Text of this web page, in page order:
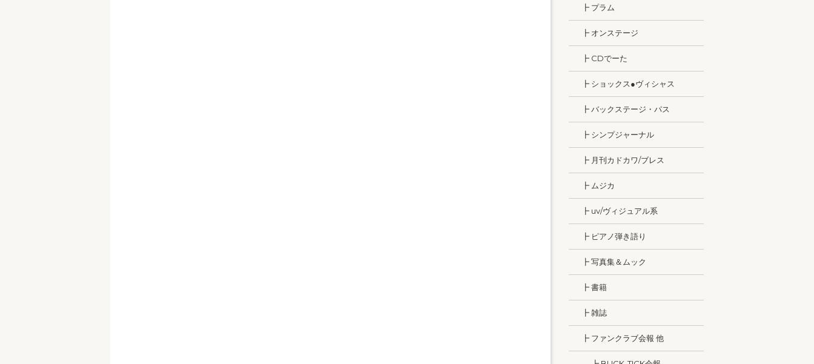
┣ プラム
┣ オンステージ
┣ CDでーた
┣ ショックス●ヴィシャス
┣ バックステージ・パス
┣ シンプジャーナル
┣ 月刊カドカワ/ブレス
┣ ムジカ
┣ uv/ヴィジュアル系
┣ ピアノ弾き語り
┣ 写真集＆ムック
┣ 書籍
┣ 雑誌
┣ ファンクラブ会報 他